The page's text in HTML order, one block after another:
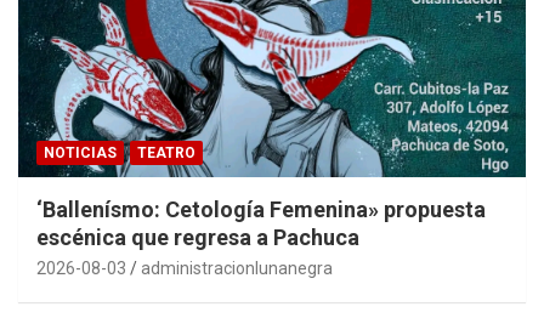
NOTICIAS TEATRO
‘Ballenísmo: Cetología Femenina» propuesta
escénica que regresa a Pachuca
2026-08-03 administracionlunanegra